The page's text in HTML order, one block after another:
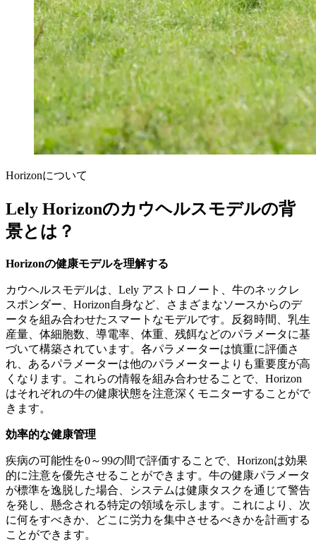
Horizonについて
Lely Horizonのカウヘルスモデルの背
景とは？
Horizonの健康モデルを理解する
カウヘルスモデルは、Lely アストロノート、牛のネックレ
スポンダー、Horizon自身など、さまざまなソースからのデ
ータを組み合わせたスマートなモデルです。反芻時間、乳生
産量、体細胞数、導電率、体重、残餌などのパラメータに基
づいて構築されています。各パラメーターは慎重に評価さ
れ、あるパラメーターは他のパラメーターよりも重要度が高
くなります。これらの情報を組み合わせることで、Horizon
はそれぞれの牛の健康状態を注意深くモニターすることがで
きます。
効率的な健康管理
疾病の可能性を0～99の間で評価することで、Horizonは効果
的に注意を優先させることができます。牛の健康パラメータ
が標準を逸脱した場合、システムは健康タスクを通じて警告
を発し、懸念される特定の領域を示します。これにより、次
に何をすべきか、どこに労力を集中させるべきかを計画する
ことができます。